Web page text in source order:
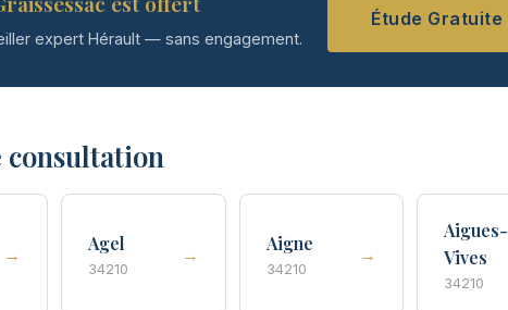
expert Hérault — sans engagement.
Étude Gratuite
consultation
→
Agel
34210
→
Aigne
34210
→
Aigues-
Vives
34210